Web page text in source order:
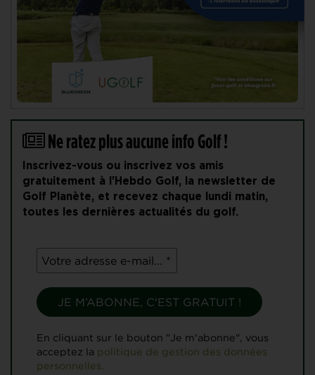
Ne ratez plus aucune info Golf !
Inscrivez-vous ou inscrivez vos amis
gratuitement à l'Hebdo Golf, la newsletter de
Golf Planète, et recevez chaque lundi matin,
toutes les dernières actualités du golf.
En cliquant sur le bouton "Je m'abonne", vous
acceptez la politique de gestion des données
personnelles.